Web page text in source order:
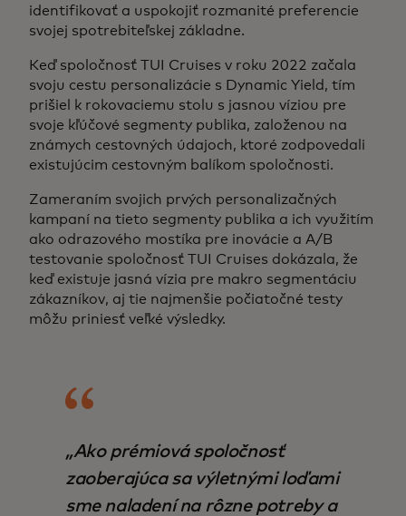
identifikovať a uspokojiť rozmanité preferencie
svojej spotrebiteľskej základne.
Keď spoločnosť TUI Cruises v roku 2022 začala
svoju cestu personalizácie s Dynamic Yield, tím
prišiel k rokovaciemu stolu s jasnou víziou pre
svoje kľúčové segmenty publika, založenou na
známych cestovných údajoch, ktoré zodpovedali
existujúcim cestovným balíkom spoločnosti.
Zameraním svojich prvých personalizačných
kampaní na tieto segmenty publika a ich využitím
ako odrazového mostíka pre inovácie a A/B
testovanie spoločnosť TUI Cruises dokázala, že
keď existuje jasná vízia pre makro segmentáciu
zákazníkov, aj tie najmenšie počiatočné testy
môžu priniesť veľké výsledky.
„Ako prémiová spoločnosť
zaoberajúca sa výletnými loďami
sme naladení na rôzne potreby a